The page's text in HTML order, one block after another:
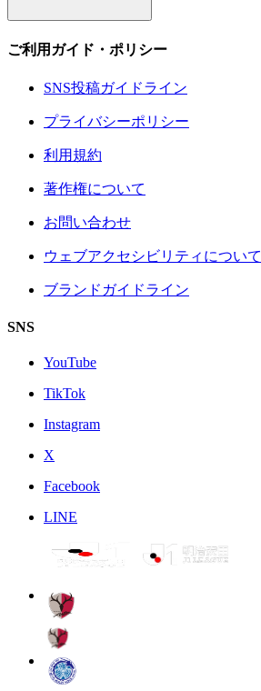
ご利用ガイド・ポリシー
SNS投稿ガイドライン
プライバシーポリシー
利用規約
著作権について
お問い合わせ
ウェブアクセシビリティについて
ブランドガイドライン
SNS
YouTube
TikTok
Instagram
X
Facebook
LINE